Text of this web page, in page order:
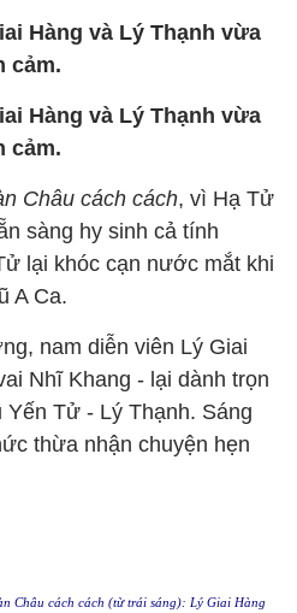
Hàng và Lý Thạnh vừa
cảm.
Hàng và Lý Thạnh vừa
cảm.
Châu cách cách, vì Hạ Tử
sàng hy sinh cả tính
lại khóc cạn nước mắt khi
A Ca.
nam diễn viên Lý Giai
Nhĩ Khang - lại dành trọn
Tử - Lý Thạnh. Sáng
thừa nhận chuyện hẹn
Châu cách cách (từ trái sáng): Lý Giai Hàng